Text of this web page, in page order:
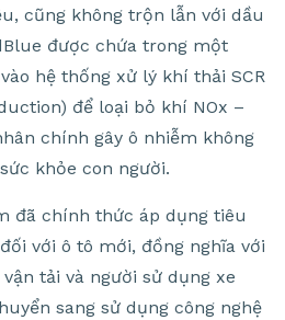
cũng không trộn lẫn với dầu
được chứa trong một
hệ thống xử lý khí thải SCR
để loại bỏ khí NOx –
chính gây ô nhiễm không
khỏe con người.
đã chính thức áp dụng tiêu
với ô tô mới, đồng nghĩa với
tải và người sử dụng xe
sang sử dụng công nghệ